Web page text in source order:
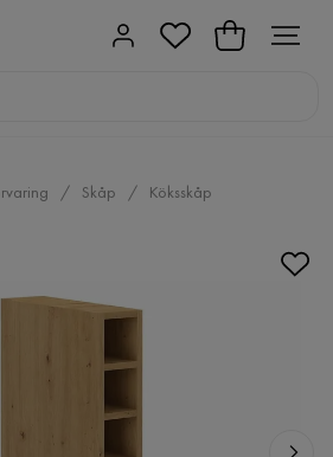
Skåp Köksskåp